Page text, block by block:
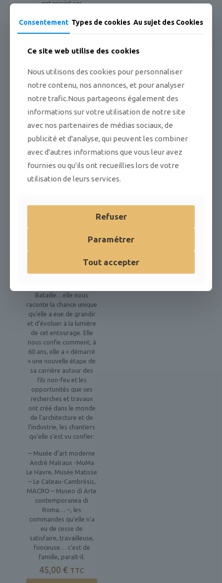
ont rejoint ses
plus d’un an, cet
ensemble a alors été
dédiée des collections
Pompidou.
Tisser la lumière
», Simone Prouvé
professionnel qui prend
ses racines dès l’enfance
au sein d’une famille
marginale. Elle nous
révèle combien le poids
allégé par une éducation
Corbusier, Charlotte
Couteur, Steph Simon,
Bataille…elle nous
raconte la chance unique
qu’elle a eue de grandir
et d’évoluer à la lumière
de cet entourage. Elle
nous confie comment, à
60 ans, elle a « démarré
» une nouvelle étape de
sa carrière autour des
fils non-feu et les
opportunités que ses
recherches et travaux
ont créé dans le monde
de l’architecture et de
l’industrie, les chantiers
qu’elle s’est vu confier:
– Musée d’art moderne
André Malraux -MuMa
Le Havre, Musée Matisse
– Le Cateau-Cambrésis,
MACRO – Museo di Arte
contemporanea di
Roma… –, les
commandes qu’elle n’a
eu de cesse de
satisfaire, travailleuse,
fonceuse… c’est de
famille, paraît-il.
45,00€ TTC
Consentement Types de cookies Au sujet des Cookies
Ce site web utilise des cookies
Nous utilisons des cookies pour personnaliser
notre contenu, nos annonces, et pour analyser
notre trafic.Nous partageons également des
informations sur votre utilisation de notre site
avec nos partenaires de médias sociaux, de
publicité et d'analyse, qui peuvent les combiner
avec d'autres informations que vous leur avez
fournies ou qu'ils ont recueillies lors de votre
utilisation de leurs services.
Refuser
Paramétrer
Tout accepter